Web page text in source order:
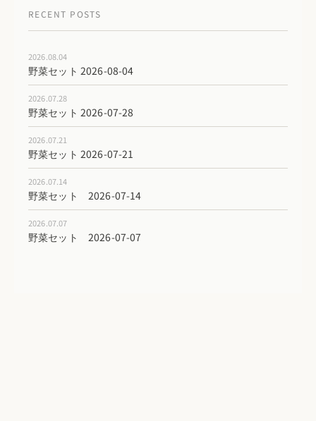
RECENT POSTS
2026.08.04
野菜セット 2026-08-04
2026.07.28
野菜セット 2026-07-28
2026.07.21
野菜セット 2026-07-21
2026.07.14
野菜セット 2026-07-14
2026.07.07
野菜セット 2026-07-07